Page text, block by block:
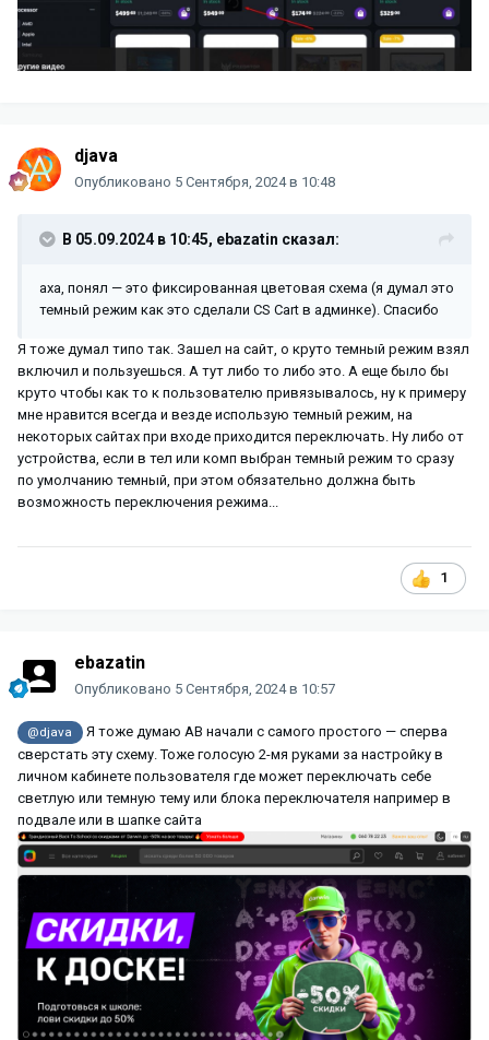
djava
Опубликовано 5 Сентября, 2024 в 10:48
В 05.09.2024 в 10:45, ebazatin сказал:
аха, понял — это фиксированная цветовая схема (я думал это
темный режим как это сделали CS Cart в админке). Спасибо
Я тоже думал типо так. Зашел на сайт, о круто темный режим взял
включил и пользуешься. А тут либо то либо это. А еще было бы
круто чтобы как то к пользователю привязывалось, ну к примеру
мне нравится всегда и везде использую темный режим, на
некоторых сайтах при входе приходится переключать. Ну либо от
устройства, если в тел или комп выбран темный режим то сразу
по умолчанию темный, при этом обязательно должна быть
возможность переключения режима...
1
ebazatin
Опубликовано 5 Сентября, 2024 в 10:57
@djava
Я тоже думаю AB начали с самого простого — сперва
сверстать эту схему. Тоже голосую 2-мя руками за настройку в
личном кабинете пользователя где может переключать себе
светлую или темную тему или блока переключателя например в
подвале или в шапке сайта